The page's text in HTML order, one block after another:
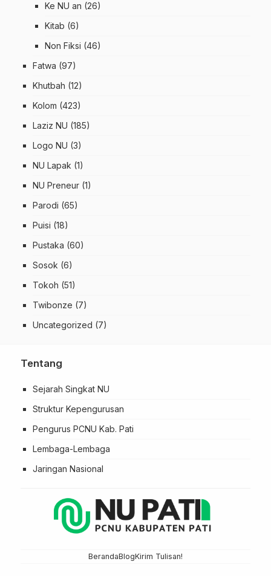
Ke NU an (26)
Kitab (6)
Non Fiksi (46)
Fatwa (97)
Khutbah (12)
Kolom (423)
Laziz NU (185)
Logo NU (3)
NU Lapak (1)
NU Preneur (1)
Parodi (65)
Puisi (18)
Pustaka (60)
Sosok (6)
Tokoh (51)
Twibonze (7)
Uncategorized (7)
Tentang
Sejarah Singkat NU
Struktur Kepengurusan
Pengurus PCNU Kab. Pati
Lembaga-Lembaga
Jaringan Nasional
BerandaBlogKirim Tulisan!